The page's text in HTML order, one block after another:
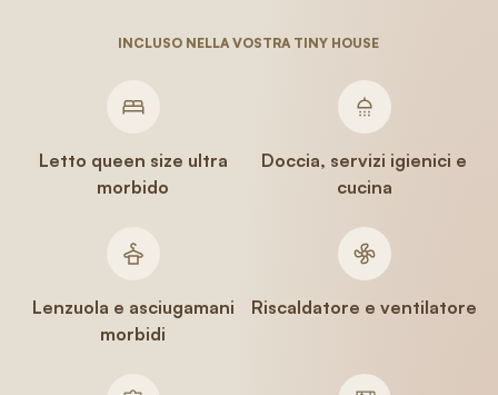
INCLUSO NELLA VOSTRA TINY HOUSE
Letto queen size ultra
morbido
Doccia, servizi igienici e
cucina
Lenzuola e asciugamani
morbidi
Riscaldatore e ventilatore